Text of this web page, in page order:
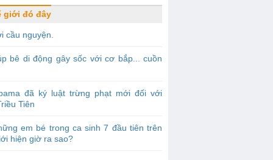
giới đó đây
cầu nguyện.
bê di động gây sốc với cơ bắp... cuồn
đã ký luật trừng phạt mới đối với
Tiên
em bé trong ca sinh 7 đầu tiên trên
hiện giờ ra sao?